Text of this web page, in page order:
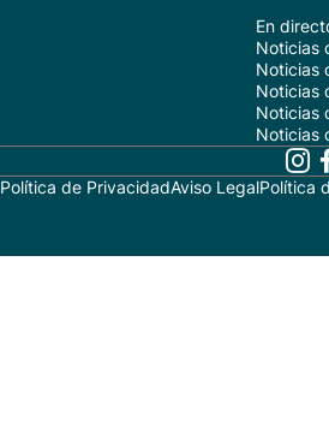
En
Noticias
Noticias
Noticias
Noticias
Noticias
Política de PrivacidadAviso LegalPolítica